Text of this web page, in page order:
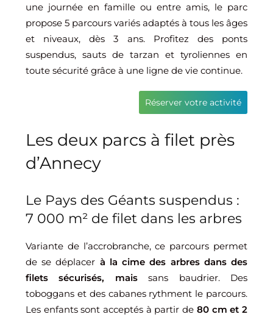
une journée en famille ou entre amis, le parc
propose 5 parcours variés adaptés à tous les âges
et niveaux, dès 3 ans. Profitez des ponts
suspendus, sauts de tarzan et tyroliennes en
toute sécurité grâce à une ligne de vie continue.
Réserver votre activité
Les deux parcs à filet près
d’Annecy
Le Pays des Géants suspendus :
7 000 m² de filet dans les arbres
Variante de l’accrobranche, ce parcours permet
de se déplacer à la cime des arbres dans des
filets sécurisés, maissans baudrier. Des
toboggans et des cabanes rythment le parcours.
Les enfants sont acceptés à partir de 80 cm et 2